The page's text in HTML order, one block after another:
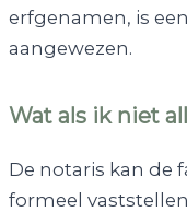
erfgenamen, is
aangewezen.
Wat als ik niet
De notaris kan de
formeel